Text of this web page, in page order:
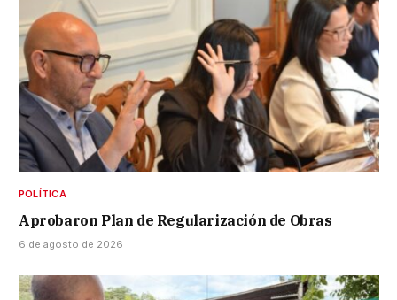
POLÍTICA
Aprobaron Plan de Regularización de Obras
6 de agosto de 2026